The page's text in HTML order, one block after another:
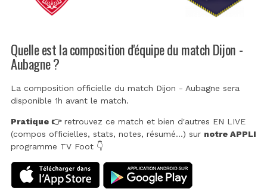
Quelle est la composition d'équipe du match Dijon -
Aubagne ?
La composition officielle du match Dijon - Aubagne sera
disponible 1h avant le match.
Pratique 👉retrouvez ce match et bien d'autres EN LIVE
(compos officielles, stats, notes, résumé...) sur notre APPLI
programme TV Foot 👇